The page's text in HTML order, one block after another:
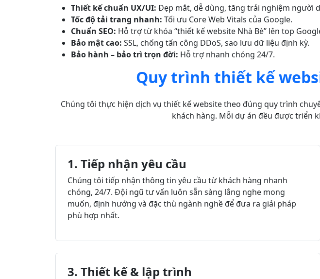
Thiết kế chuẩn UX/UI: Đẹp mắt, dễ dùng, tăng trải nghiệm người
Tốc độ tải trang nhanh: Tối ưu Core Web Vitals của Google.
Chuẩn SEO: Hỗ trợ từ khóa “thiết kế website Nhà Bè” lên top
Bảo mật cao: SSL, chống tấn công DDoS, sao lưu dữ liệu định kỳ.
Bảo hành – bảo trì trọn đời: Hỗ trợ nhanh chóng 24/7.
Quy trình thiết kế
Chúng tôi thực hiện dịch vụ thiết kế website theo đúng quy trình
khách hàng. Mỗi dự án đều được triển
1. Tiếp nhận yêu cầu
Chúng tôi tiếp nhận thông tin yêu cầu từ khách hàng nhanh
chóng, 24/7. Đội ngũ tư vấn luôn sẵn sàng lắng nghe mong
muốn, định hướng và đặc thù ngành nghề để đưa ra giải pháp
phù hợp nhất.
3. Thiết kế & lập trình